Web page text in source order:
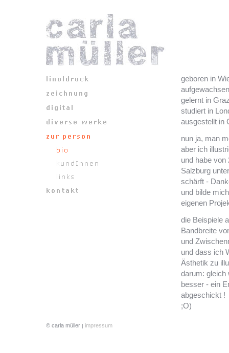
geboren in
gelernt in
studiert in
ausgestellt in
nun ja, man
aber ich
und habe von
Salzburg
schärft -
und bilde
eigenen
die Beispiele
Bandbreite
und
und dass ich
Ästhetik zu
darum: gleich
besser - ein
abgeschickt !
;O)
© carla müller | impressum